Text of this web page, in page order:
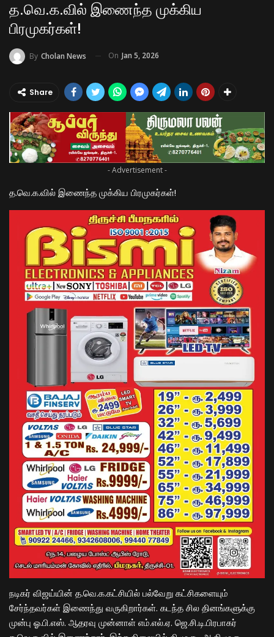
த.வெ.க.வில் இணைந்த முக்கிய
பிரமுகர்கள்!
By Cholan News On Jan 5, 2026
Share
- Advertisement -
த.வெ.க.வில் இணைந்த முக்கிய பிரமுகர்கள்!
நடிகர் விஜய்யின் த.வெ.க.கட்சியில் பல்வேறு கட்சிகளையும்
சேர்ந்தவர்கள் இணைந்து வருகிறார்கள். கடந்த சில தினங்களுக்கு
முன்பு ஓ.பி.எஸ். ஆதரவு முன்னாள் எம்.எல்.ஏ. ஜெ.சி.டி.பிரபாகர்